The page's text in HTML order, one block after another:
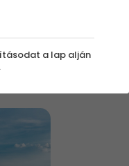
a lap alján